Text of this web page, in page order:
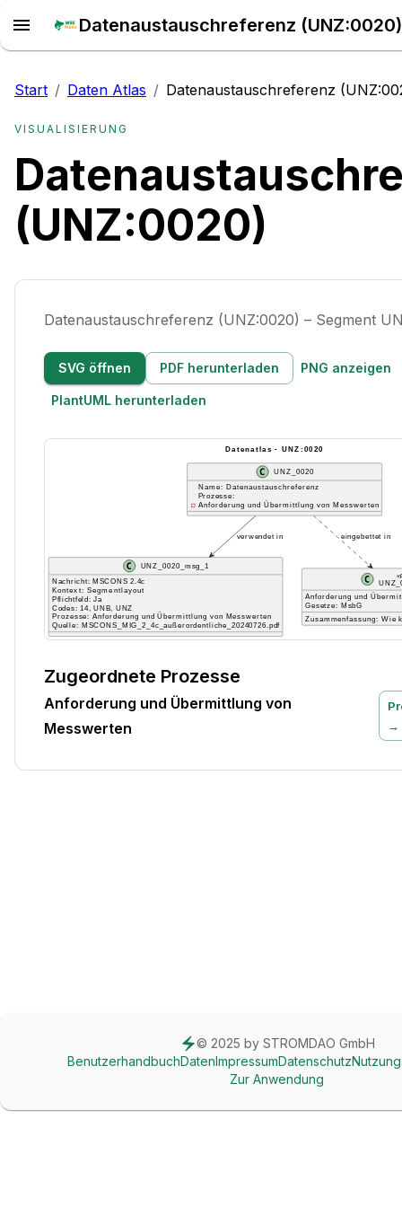
Datenaustauschreferenz
Start / Daten Atlas / Datenaustauschreferenz
VISUALISIERUNG
(UNZ:0020)
Datenaustauschreferenz (UNZ:0020) – Segment
SVG öffnen PDF herunterladen PNG anzeigen
PlantUML herunterladen
Zugeordnete Prozesse
Anforderung und Übermittlung von
Messwerten
→
© 2025 by STROMDAO GmbH
BenutzerhandbuchDatenImpressumDatenschutz
Zur Anwendung